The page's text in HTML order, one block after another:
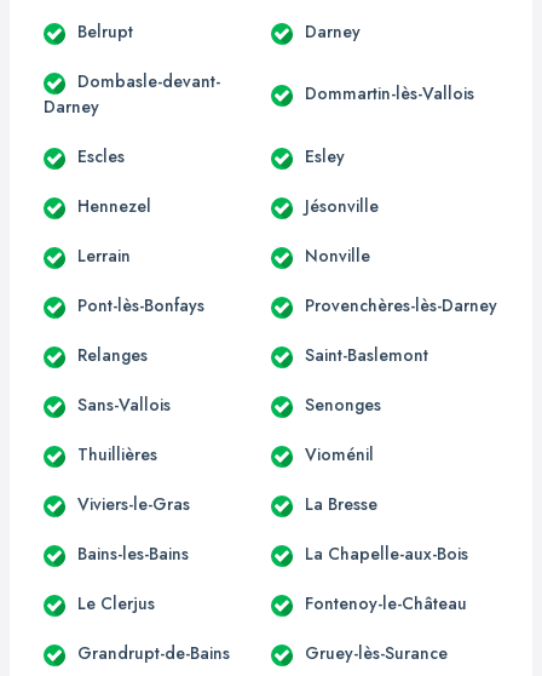
Belrupt Darney
Dombasle-devant-
Darney
Dommartin-lès-Vallois
Escles Esley
Hennezel Jésonville
Lerrain Nonville
Pont-lès-Bonfays Provenchères-lès-Darney
Relanges Saint-Baslemont
Sans-Vallois Senonges
Thuillières Vioménil
Viviers-le-Gras La Bresse
Bains-les-Bains La Chapelle-aux-Bois
Le Clerjus Fontenoy-le-Château
Grandrupt-de-Bains Gruey-lès-Surance